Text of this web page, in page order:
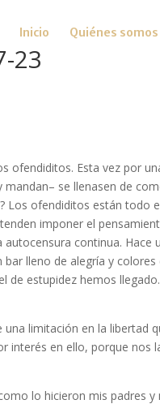
Inicio Quiénes somos
23
Esta vez por
se llenasen de
Los ofendiditos están
imponer el
continua.
lleno de alegría y
estupidez hemos
limitación en la
en ello, porque
lo hicieron mis padres